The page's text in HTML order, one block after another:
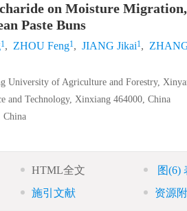
on Moisture
Paste Buns
1, ZHOU Feng1, JIANG Jikai1,
University of Agriculture and Forestry,
and Technology, Xinxiang 464000, China
China
HTML全文 图(6)
施引文献 资源